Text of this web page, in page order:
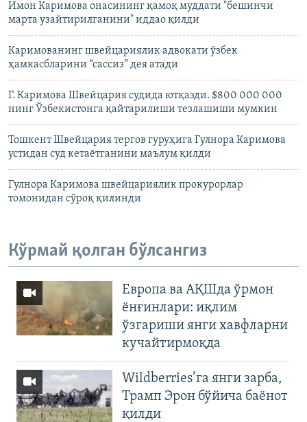
Имон Каримова онасининг қамоқ муддати "бешинчи
марта узайтирилганини" иддао қилди
Каримованинг швейцариялик адвокати ўзбек
ҳамкасбларини “сассиз” дея атади
Г. Каримова Швейцария судида ютқазди. $800 000 000
нинг Ўзбекистонга қайтарилиши тезлашиши мумкин
Тошкент Швейцария тергов гуруҳига Гулнора Каримова
устидан суд кетаётганини маълум қилди
Гулнора Каримова швейцариялик прокурорлар
томонидан сўроқ қилинди
Кўрмай қолган бўлсангиз
Европа ва АҚШда ўрмон
ёнғинлари: иқлим
ўзгариши янги хавфларни
кучайтирмоқда
Wildberries’га янги зарба,
Трамп Эрон бўйича баёнот
қилди